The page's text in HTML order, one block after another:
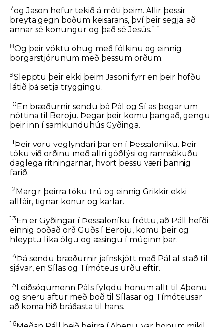
7og Jason hefur tekið á móti þeim. Allir þessir
breyta gegn boðum keisarans, því þeir segja, að
annar sé konungur og það sé Jesús.``
8Og þeir vöktu óhug með fólkinu og einnig
borgarstjórunum með þessum orðum.
9Slepptu þeir ekki þeim Jasoni fyrr en þeir höfðu
látið þá setja tryggingu.
10En bræðurnir sendu þá Pál og Sílas þegar um
nóttina til Beroju. Þegar þeir komu þangað, gengu
þeir inn í samkunduhús Gyðinga.
11 Þeir voru veglyndari þar en í Þessaloníku. Þeir
tóku við orðinu með allri góðfýsi og rannsökuðu
daglega ritningarnar, hvort þessu væri þannig
farið.
12Margir þeirra tóku trú og einnig Grikkir ekki
allfáir, tignar konur og karlar.
13En er Gyðingar í Þessaloníku fréttu, að Páll hefði
einnig boðað orð Guðs í Beroju, komu þeir og
hleyptu líka ólgu og æsingu í múginn þar.
14Þá sendu bræðurnir jafnskjótt með Pál af stað til
sjávar, en Sílas og Tímóteus urðu eftir.
15 Leiðsögumenn Páls fylgdu honum allt til Aþenu
og sneru aftur með boð til Sílasar og Tímóteusar
að koma hið bráðasta til hans.
16